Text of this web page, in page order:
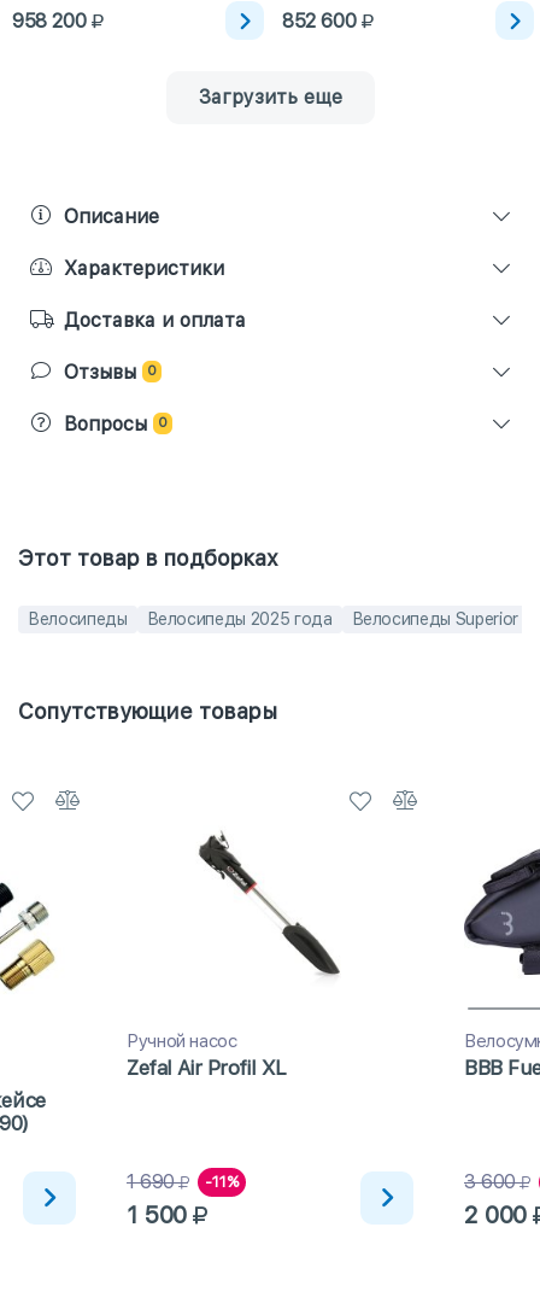
958 200 852 600
Загрузить еще
Описание
Характеристики
Доставка и оплата
Отзывы 0
Вопросы 0
Этот товар в подборках
Велосипеды Велосипеды 2025 года Велосипеды Superior
Сопутствующие товары
Ручной насос
Zefal Air Profil XL
1 690 -11%
1 500
BBB
3 600
2 000